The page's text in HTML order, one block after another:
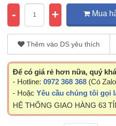
- + Mua
Thêm vào DS yêu thích
Để có giá rẻ hơn nữa, quý
- Hotline: 0972 368 368 (Có
- Hoặc Yêu cầu chúng tôi gọi
HỆ THỐNG GIAO HÀNG 63